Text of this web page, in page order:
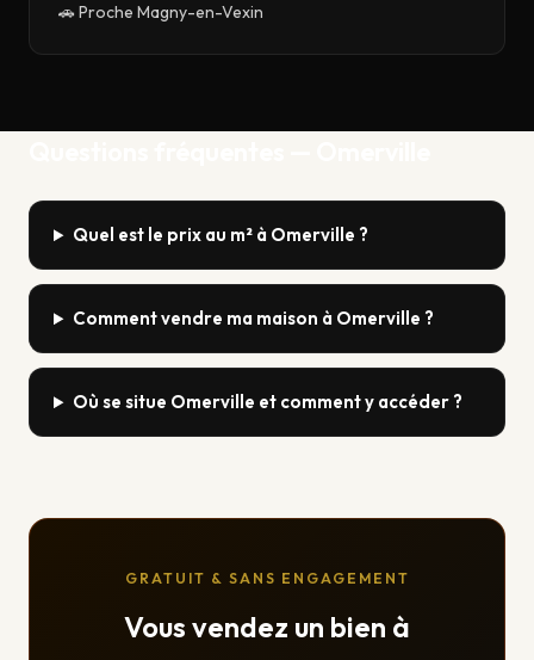
🚗 Proche Magny-en-Vexin
Quel est le prix au m² à Omerville ?
Comment vendre ma maison à Omerville ?
Où se situe Omerville et comment y accéder ?
GRATUIT & SANS ENGAGEMENT
Vous vendez un bien à